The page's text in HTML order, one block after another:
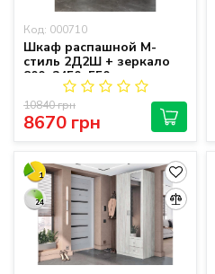
Код: 000710
Шкаф распашной М-
стиль 2Д2Ш + зеркало
800х2450х550
8670 грн
10840 грн
1
24